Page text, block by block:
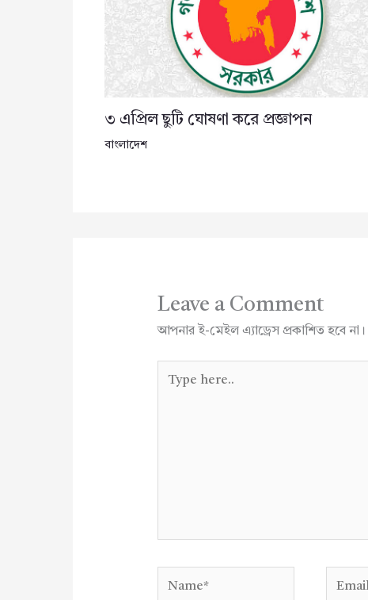
৩ এপ্রিল ছুটি ঘোষণা করে প্রজ্ঞাপন
বাংলাদেশ
Leave a Comment
আপনার ই-মেইল এ্যাড্রেস প্রকাশিত হবে না।
here..